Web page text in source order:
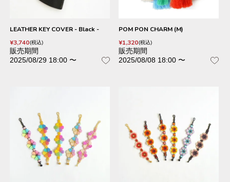
LEATHER KEY COVER - Black -
¥3,740 税込
販売期間
2025/08/29 18:00 〜
POM PON CHARM (M)
¥1,320 税込
販売期間
2025/08/08 18:00 〜